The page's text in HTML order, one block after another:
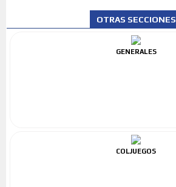
OTRAS SECCIONES
GENERALES
COLJUEGOS